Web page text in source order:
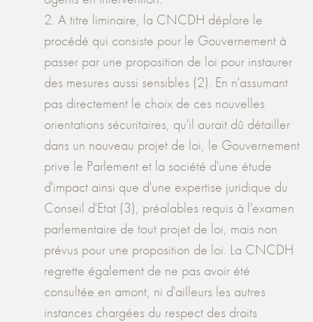
2. A titre liminaire, la CNCDH déplore le
procédé qui consiste pour le Gouvernement à
passer par une proposition de loi pour instaurer
des mesures aussi sensibles (2). En n'assumant
pas directement le choix de ces nouvelles
orientations sécuritaires, qu'il aurait dû détailler
dans un nouveau projet de loi, le Gouvernement
prive le Parlement et la société d'une étude
d'impact ainsi que d'une expertise juridique du
Conseil d'Etat (3), préalables requis à l'examen
parlementaire de tout projet de loi, mais non
prévus pour une proposition de loi. La CNCDH
regrette également de ne pas avoir été
consultée en amont, ni d'ailleurs les autres
instances chargées du respect des droits